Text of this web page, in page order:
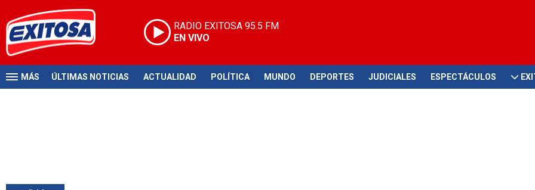
RADIO EXITOSA 95.5 FM
EN VIVO
MÁS ÚLTIMAS NOTICIAS ACTUALIDAD POLÍTICA MUNDO DEPORTES JUDICIALES ESPECTÁCULOS